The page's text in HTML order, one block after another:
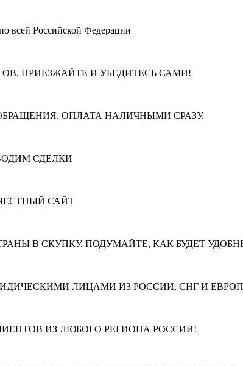
всей Российской Федерации
ПРИЕЗЖАЙТЕ И УБЕДИТЕСЬ САМИ!
ОПЛАТА НАЛИЧНЫМИ СРАЗУ.
СДЕЛКИ
САЙТ
В СКУПКУ. ПОДУМАЙТЕ, КАК БУДЕТ
ЛИЦАМИ ИЗ РОССИИ, СНГ И
ИЗ ЛЮБОГО РЕГИОНА РОССИИ!